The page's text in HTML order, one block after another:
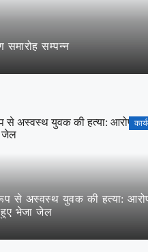
सम्पन्न
से अस्वस्थ युवक की हत्या:
हुए भेजा जेल